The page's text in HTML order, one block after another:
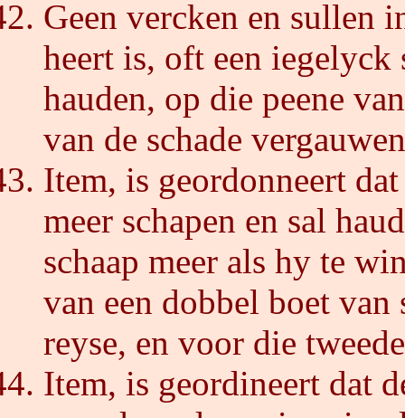
Geen vercken en sullen
heert is, oft een iegelyck
hauden, op die peene
van de schade
Item, is geordonneert
meer schapen en sal
schaap meer als hy te
van een dobbel boet van
reyse, en voor die
Item, is geordineert dat